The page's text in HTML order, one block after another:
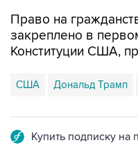
Право на
закреплено в
Конституции США,
США Дональд Трамп
Купить подписку